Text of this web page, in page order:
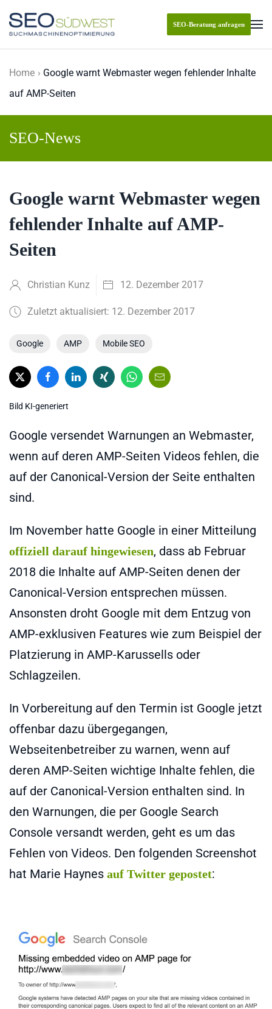
Skip to main content
SEO-Beratung anfragen
Home
Google warnt Webmaster wegen fehlender Inhalte
auf AMP-Seiten
SEO-News
Google warnt Webmaster wegen
fehlender Inhalte auf AMP-
Seiten
Christian Kunz 12. Dezember 2017
Zuletzt aktualisiert: 12. Dezember 2017
Google AMP Mobile SEO
Bild KI-generiert
Google versendet Warnungen an Webmaster,
wenn auf deren AMP-Seiten Videos fehlen, die
auf der Canonical-Version der Seite enthalten
sind.
Im November hatte Google in einer Mitteilung
offiziell darauf hingewiesen, dass ab Februar
2018 die Inhalte auf AMP-Seiten denen der
Canonical-Version entsprechen müssen.
Ansonsten droht Google mit dem Entzug von
AMP-exklusiven Features wie zum Beispiel der
Platzierung in AMP-Karussells oder
Schlagzeilen.
In Vorbereitung auf den Termin ist Google jetzt
offenbar dazu übergegangen,
Webseitenbetreiber zu warnen, wenn auf
deren AMP-Seiten wichtige Inhalte fehlen, die
auf der Canonical-Version enthalten sind. In
den Warnungen, die per Google Search
Console versandt werden, geht es um das
Fehlen von Videos. Den folgenden Screenshot
hat Marie Haynes auf Twitter gepostet: